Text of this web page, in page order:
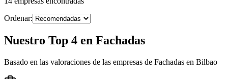
Ordenar:
Nuestro Top 4 en Fachadas
Basado en las valoraciones de las empresas de Fachadas en Bilbao